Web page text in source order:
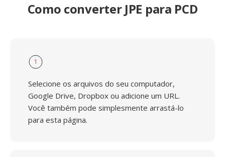
Como converter JPE para PCD
1
Selecione os arquivos do seu computador,
Google Drive, Dropbox ou adicione um URL.
Você também pode simplesmente arrastá-lo
para esta página.